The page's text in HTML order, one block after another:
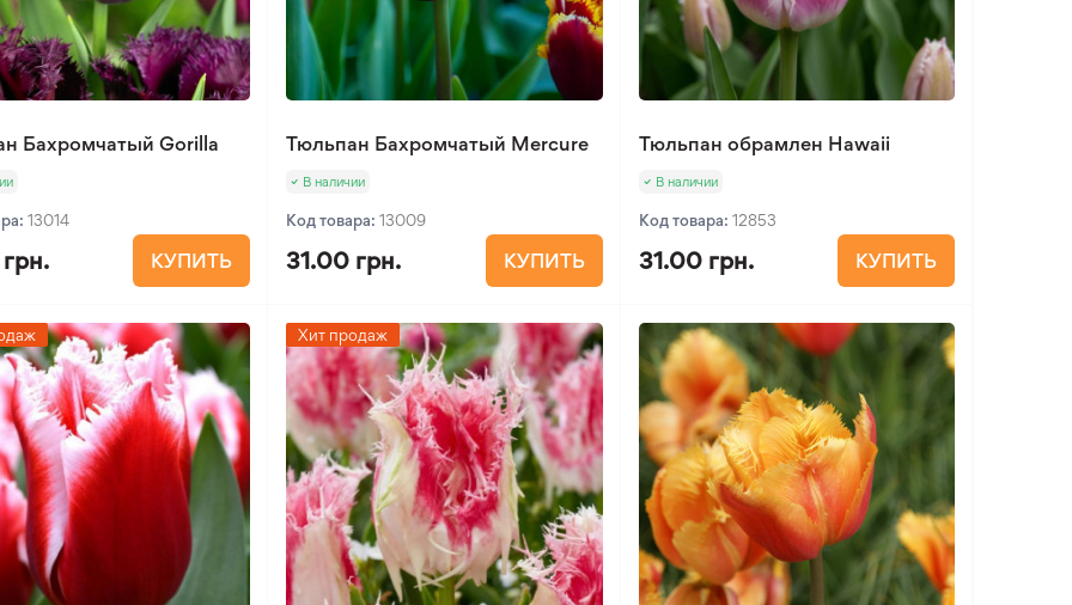
Бахромчатый Gorilla
13014
КУПИТЬ
Тюльпан Бахромчатый Mercure
В наличии
Код товара:13009
31.00 грн. КУПИТЬ
Тюльпан обрамлен Hawaii
В наличии
Код товара: 12853
31.00 грн. КУПИТЬ
Хит продаж